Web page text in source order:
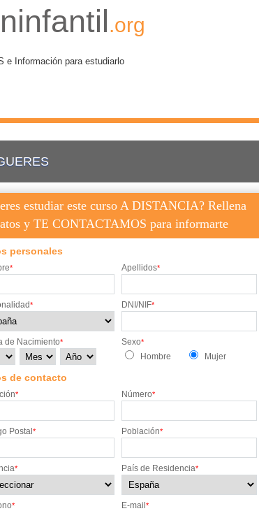
.org
e Información para estudiarlo
estudiar este curso A DISTANCIA? Rellena
y TE CONTACTAMOS para informarte
personales
* Apellidos*
* DNI/NIF*
de Nacimiento* Sexo*
Hombre Mujer
de contacto
* Número*
Postal * Población*
* País de Residencia*
* E-mail *